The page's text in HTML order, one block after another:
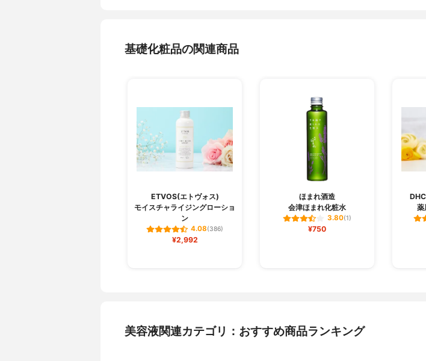
基礎化粧品の関連商品
ETVOS(エトヴォス)
モイスチャライジングローショ
ン
4.08(386)
¥2,992
ほまれ酒造
会津ほまれ化粧水
3.80(1)
¥750
薬
美容液関連カテゴリ：おすすめ商品ランキング